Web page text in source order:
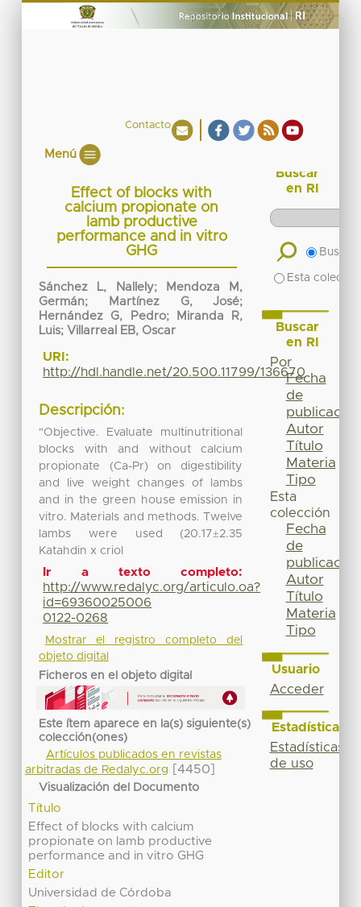
Contacto
Menú
Effect of blocks with
calcium propionate on
lamb productive
performance and in vitro
GHG
Sánchez L, Nallely; Mendoza M,
Germán; Martínez G, José;
Hernández G, Pedro; Miranda R,
Luis; Villarreal EB, Oscar
URI:
http://hdl.handle.net/20.500.11799/136670
Descripción:
"Objective. Evaluate multinutritional
blocks with and without calcium
propionate (Ca-Pr) on digestibility
and live weight changes of lambs
and in the green house emission in
vitro. Materials and methods. Twelve
lambs were used (20.17±2.35
Katahdin x criol
Ir a texto completo:
http://www.redalyc.org/articulo.oa?
id=69360025006
0122-0268
Mostrar el registro completo del
objeto digital
Ficheros en el objeto digital
Este ítem aparece en la(s) siguiente(s)
colección(ones)
Artículos publicados en revistas
arbitradas de Redalyc.org
[4450]
Visualización del Documento
Título
Effect of blocks with calcium
propionate on lamb productive
performance and in vitro GHG
Editor
Universidad de Córdoba
Buscar
en RI
Buscar
Esta
Buscar
en RI
Por
Fecha
de
publicación
Autor
Título
Materia
Tipo
Esta
colección
Fecha
de
publicación
Autor
Título
Materia
Tipo
Usuario
Acceder
Estadísticas
Estadísticas
de uso